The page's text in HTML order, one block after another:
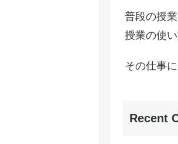
普段の授
授業の使
その仕事
Recent